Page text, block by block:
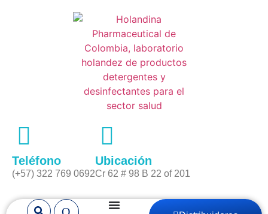
Teléfono
(+57) 322 769 0692
Ubicación
Cr 62 # 98 B 22 of 201